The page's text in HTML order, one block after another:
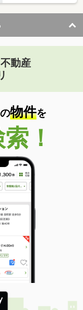
２丁目
町３丁目
４丁目
原３丁目
動産
の物件を
！